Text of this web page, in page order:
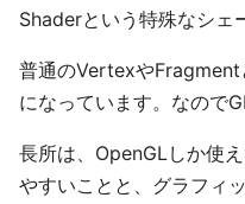
Shaderという特殊なシェ
普通のVertexやFragment
になっています。なので
長所は、OpenGLしか使
やすいことと、グラフィ